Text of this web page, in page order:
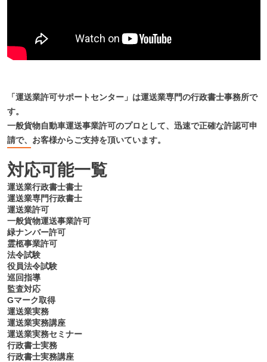
「運送業許可サポートセンター」は運送業専門の行政書士事務所で
す。
一般貨物自動車運送事業許可のプロとして、迅速で正確な許認可申
請で、お客様からご支持を頂いています。
対応可能一覧
運送業行政書士書士
運送業専門行政書士
運送業許可
一般貨物運送事業許可
緑ナンバー許可
霊柩事業許可
法令試験
役員法令試験
巡回指導
監査対応
Gマーク取得
運送業実務
運送業実務講座
運送業実務セミナー
行政書士実務
行政書士実務講座